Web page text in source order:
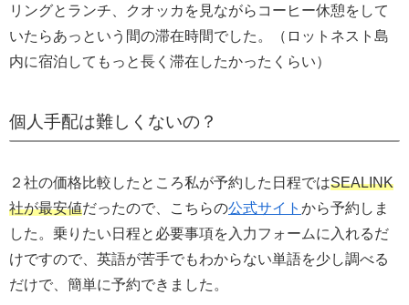
リングとランチ、クオッカを見ながらコーヒー休憩をして
いたらあっという間の滞在時間でした。（ロットネスト島
内に宿泊してもっと長く滞在したかったくらい）
個人手配は難しくないの？
２社の価格比較したところ私が予約した日程ではSEALINK
社が最安値だったので、こちらの公式サイト から予約しま
した。乗りたい日程と必要事項を入力フォームに入れるだ
けですので、英語が苦手でもわからない単語を少し調べる
だけで、簡単に予約できました。